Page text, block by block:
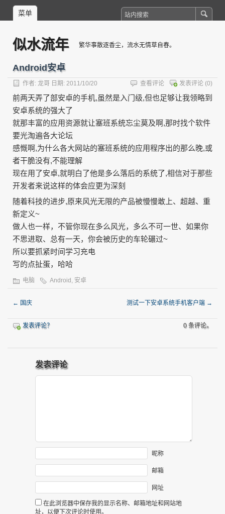
菜单
似水流年 繁华事散逐香尘，流水无情草自春。
Android安卓
作者: 龙哥 日期: 2011/10/20 发表评论 (0)
查看评论
前两天弄了部安卓的手机,虽然是入门级,但也足够让我领略到
安卓系统的强大了
就那丰富的应用资源就让塞班系统忘尘莫及啊,那时找个软件
要光淘遍各大论坛
感慨啊,为什么各大网站的塞班系统的应用程序出的那么晚,或
者干脆没有,不能理解
现在用了安卓,就明白了他是多么落后的系统了,相信对于那些
开发者来说这样的体会应更为深刻
随着科技的进步,原来风光无限的产品被慢慢敢上、超越、重
新定义~
做人也一样，不管你现在多么风光，多么不可一世、如果你
不思进取、总有一天，你会被历史的车轮碾过~
所以要抓紧时间学习充电
写的点扯蛋，哈哈
电脑 Android , 安卓
← 国庆 测试一下安卓系统手机客户端 →
发表评论？ 0 条评论。
发表评论
昵称
邮箱
网址
在此浏览器中保存我的显示名称、邮箱地址和网站地
址，以便下次评论时使用。